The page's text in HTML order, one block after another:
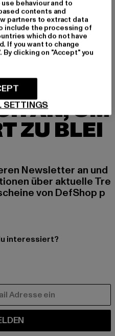
AN, UM
ZU BLEI
Newsletter an und
über aktuelle Tre
von DefShop p
interessiert?
behaviour and to
contents and
partners to extract data
include the processing of
which do not have
If you want to change
clicking on "Accept" you
SETTINGS